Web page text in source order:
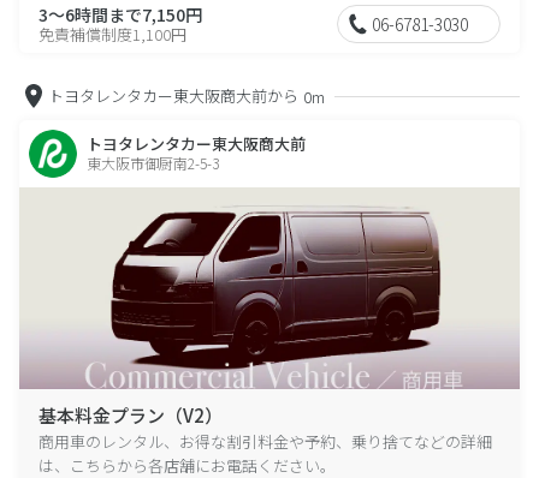
3～6時間まで7,150円
免責補償制度1,100円 06-6781-3030
トヨタレンタカー東大阪商大前から 0m
トヨタレンタカー東大阪商大前
東大阪市御厨南2-5-3
基本料金プラン（V2）
商用車のレンタル、お得な割引料金や予約、乗り捨てなどの詳細
は、こちらから各店舗にお電話ください。